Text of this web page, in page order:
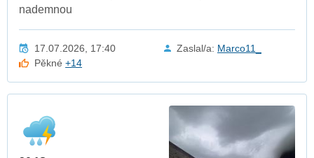
nademnou
17.07.2026, 17:40 Zaslal/a: Marco11_
Pěkné+14